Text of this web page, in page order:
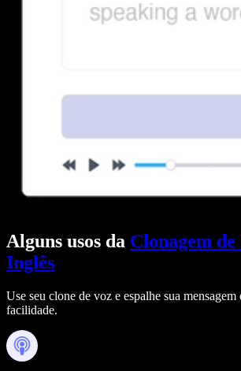
Alguns usos da Clonagem de
Inglês
Use seu clone de voz e espalhe sua
facilidade.